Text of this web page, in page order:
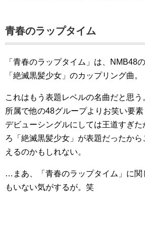
青春のラップタイム
「青春のラップタイム」は、NMB48
「絶滅黒髪少女」のカップリング曲。
これはもう表題レベルの名曲だと思う
所属で他の48グループよりお笑い要
デビューシングルにしては王道すぎ
ろ「絶滅黒髪少女」が表題だったか
えるのかもしれない。
…まあ、「青春のラップタイム」に関
もいない気がするが。笑